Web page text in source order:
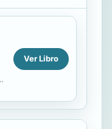
Ver Libro